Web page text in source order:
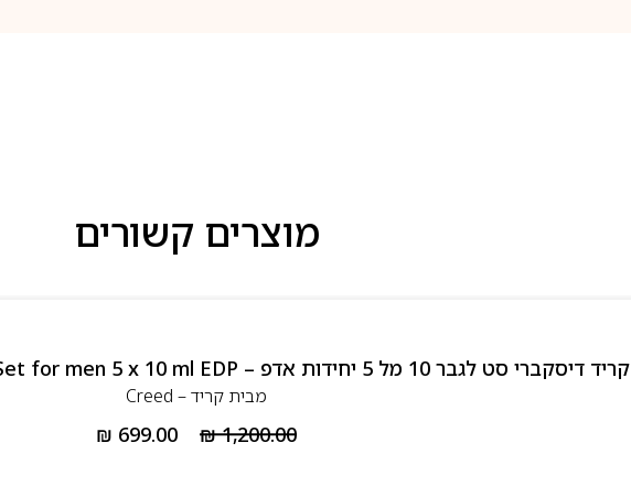
מוצרים קשורים
קריד דיסקברי סט לגבר 10 מל 5 יחידות אדפ – Creed 5 Piece Discovery Set for men 5 x 10 ml EDP
מבית קריד – Creed
₪1,200.00
₪ 699.00